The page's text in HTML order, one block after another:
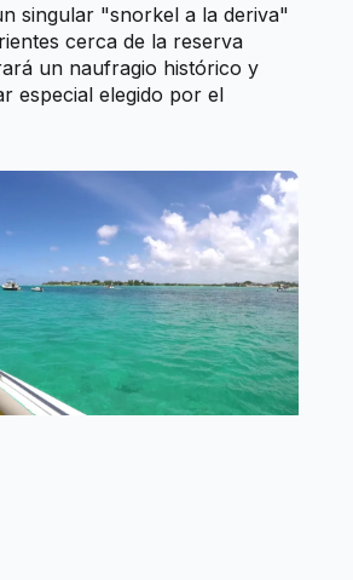
singular "snorkel a la deriva"
cerca de la reserva
un naufragio histórico y
especial elegido por el